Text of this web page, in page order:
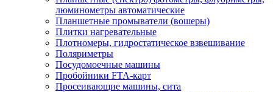
люминометры автоматические
Планшетные промыватели (вошеры)
Плитки нагревательные
Плотномеры, гидростатическое взвешивание
Поляриметры
Посудомоечные машины
Пробойники FTA-карт
Просеивающие машины, сита